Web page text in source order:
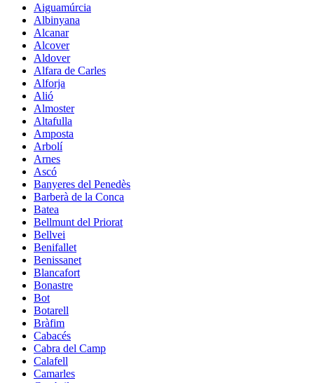
Aiguamúrcia
Albinyana
Alcanar
Alcover
Aldover
Alfara de Carles
Alforja
Alió
Almoster
Altafulla
Amposta
Arbolí
Arnes
Ascó
Banyeres del Penedès
Barberà de la Conca
Batea
Bellmunt del Priorat
Bellvei
Benifallet
Benissanet
Blancafort
Bonastre
Bot
Botarell
Bràfim
Cabacés
Cabra del Camp
Calafell
Camarles